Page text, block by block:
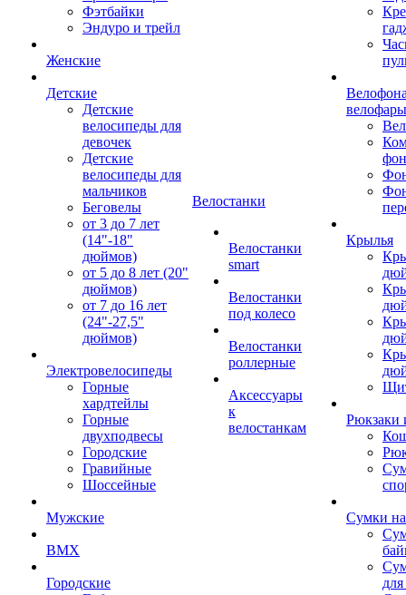
Фэтбайки
Эндуро и трейл
Женские
Детские
Детские
велосипеды для
девочек
Детские
велосипеды для
мальчиков
Беговелы
от 3 до 7 лет
(14"-18"
дюймов)
от 5 до 8 лет (20"
дюймов)
от 7 до 16 лет
(24"-27,5"
дюймов)
Электровелосипеды
Горные
хардтейлы
Горные
двухподвесы
Городские
Гравийные
Шоссейные
Мужские
BMX
Городские
Велостанки
Велостанки
smart
Велостанки
под колесо
Велостанки
роллерные
Аксессуары
к
велостанкам
велофары
Крылья
Рюкзаки
Сумки